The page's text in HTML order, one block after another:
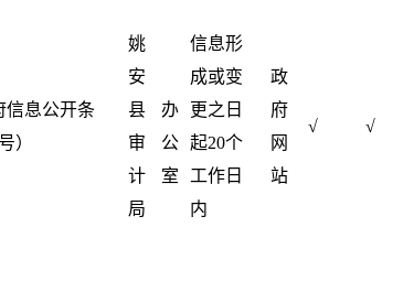
办
公
室
信息公开条
）
姚
安
县
审
计
局
信息形
成或变
更之日
起20个
工作日
内
政
府
网
站
√ √